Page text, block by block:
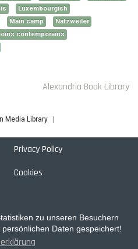
zu unseren Besuchern
Daten gespeichert!
Luxembourgish
Main camp
Natzweiler
contemporains
Alexandria Book Library
Media Library
Privacy Policy
Cookies